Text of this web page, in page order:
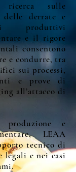
ricerca sulle
derrate e
produttivi
e il rigore
consentono
e condurre, tra
sui processi,
e prove di
all’attacco di
produzione e
LEAA
tecnico di
legali e nei casi